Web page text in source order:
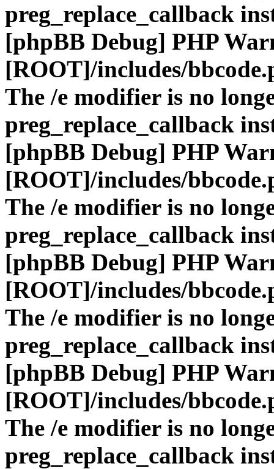
preg_replace_callback
[phpBB Debug] PHP
[ROOT]/includes/
The /e modifier is no
preg_replace_callback
[phpBB Debug] PHP
[ROOT]/includes/
The /e modifier is no
preg_replace_callback
[phpBB Debug] PHP
[ROOT]/includes/
The /e modifier is no
preg_replace_callback
[phpBB Debug] PHP
[ROOT]/includes/
The /e modifier is no
preg_replace_callback